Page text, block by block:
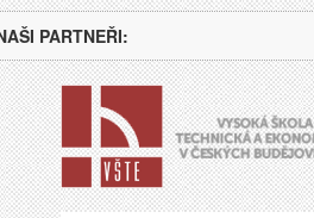
PARTNEŘI: